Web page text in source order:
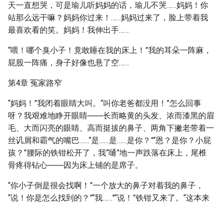
天一直想哭，可是瑜儿听妈妈的话，瑜儿不哭……妈妈！你
站那么远干嘛？妈妈你过来！……妈妈过来了，脸上带着我
最喜欢看的笑。妈妈！我伸出手……
“喂！哪个臭小子！竟敢睡在我的床上！”我的耳朵一阵麻，
屁股一阵痛，身子好像也悬了空……
第4章 冤家路窄
“妈妈！”我闭着眼睛大叫。“叫你老爸都没用！”怎么回事
呀？我艰难地睁开眼睛――长而略黄的头发、浓而漆黑的眉
毛、大而闪亮的眼睛、高而挺拔的鼻子、两角下撇老带着一
丝讥屑和霸气的嘴巴……“是……是……是你？”“恩？是你？小屁
孩？”腰际的铁钳松开了，我“嗵”地一声跌落在床上，尾椎
骨疼得钻心――因为床上铺的是席子。
“你小子倒是很会找啊！”一个放大的鼻子对着我的鼻子，
“说！你是怎么找到的？”“我……”“说！”铁钳又来了。“这本来